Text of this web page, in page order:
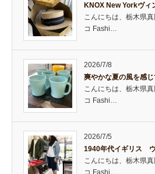
KNOX New Yorkヴィ
こんにちは、栃木県
コ Fashi…
2026/7/8
爽やかな夏の風を感
こんにちは、栃木県
コ Fashi…
2026/7/5
1940年代イギリス
こんにちは、栃木県
コ Fashi…